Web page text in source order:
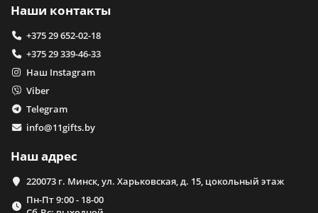
Наши контакты
+375 29 652-02-18
+375 29 339-46-33
Наш Instagram
Viber
Telegram
info@11gifts.by
Наш адрес
220073 г. Минск, ул. Харьковская, д. 15, цокольный этаж
Пн-Пт 9:00 - 18-00